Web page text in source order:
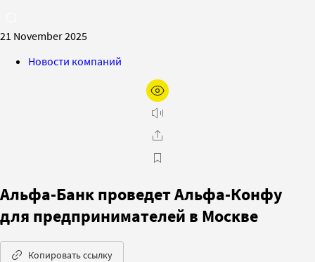
21 November 2025
Новости компаний
Альфа-Банк проведет Альфа-Конфу
для предпринимателей в Москве
Копировать ссылку